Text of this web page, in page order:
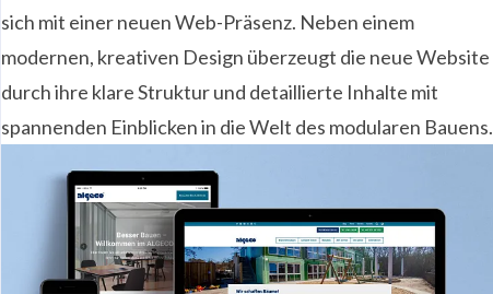
sich mit einer neuen Web-Präsenz. Neben einem
modernen, kreativen Design überzeugt die neue Website
durch ihre klare Struktur und detaillierte Inhalte mit
spannenden Einblicken in die Welt des modularen Bauens.